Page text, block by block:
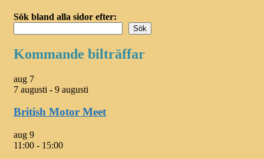
Sök bland alla sidor efter:
Sök
Kommande bilträffar
aug 7
7 augusti - 9 augusti
British Motor Meet
aug 9
11:00 - 15:00